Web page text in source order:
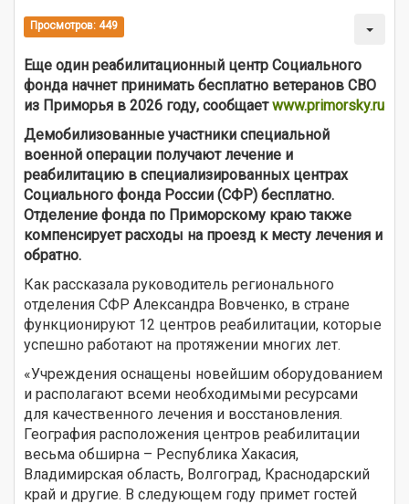
Просмотров: 449
Еще один реабилитационный центр Социального
фонда начнет принимать бесплатно ветеранов СВО
из Приморья в 2026 году, сообщаетwww.primorsky.ru
Демобилизованные участники специальной
военной операции получают лечение и
реабилитацию в специализированных центрах
Социального фонда России (СФР) бесплатно.
Отделение фонда по Приморскому краю также
компенсирует расходы на проезд к месту лечения и
обратно.
Как рассказала руководитель регионального
отделения СФР Александра Вовченко, в стране
функционируют 12 центров реабилитации, которые
успешно работают на протяжении многих лет.
«Учреждения оснащены новейшим оборудованием
и располагают всеми необходимыми ресурсами
для качественного лечения и восстановления.
География расположения центров реабилитации
весьма обширна – Республика Хакасия,
Владимирская область, Волгоград, Краснодарский
край и другие. В следующем году примет гостей